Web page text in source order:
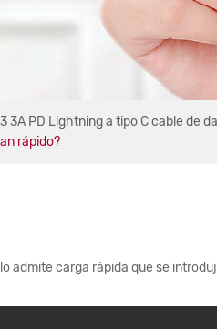
3A PD Lightning a tipo C cable de
rápido?
admite carga rápida que se